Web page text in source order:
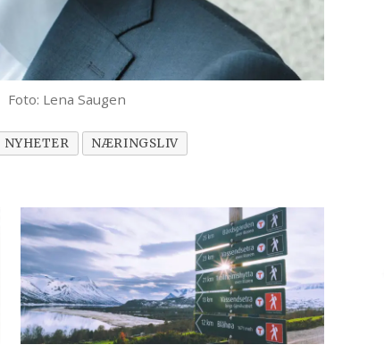
Foto: Lena Saugen
NYHETER NÆRINGSLIV